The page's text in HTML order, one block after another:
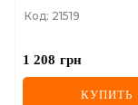
Код: 21519
1 208 грн
КУПИТЬ